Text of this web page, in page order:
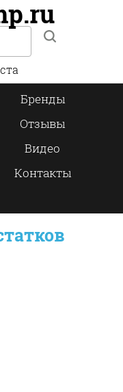
Бренды
Отзывы
Видео
Контакты